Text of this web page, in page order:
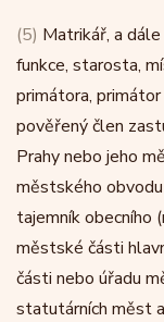
(5) Matrikář, a
funkce, starosta,
primátora,
pověřený člen
Prahy nebo jeho
městského
tajemník obecního
městské části
části nebo úřadu
statutárních měst